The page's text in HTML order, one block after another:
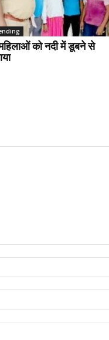
को नदी में डूबने से